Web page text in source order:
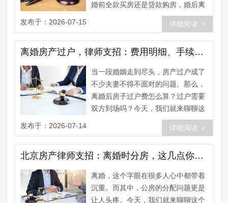
婚前全款买房还是贷款购房，婚后离
婚时房产怎么分，北京房产律师给
发布于：2026-07-15 详细阅读
离婚房产过户，律师支招：费用明细、手续流程全解析
当一段婚姻走到尽头，房产过户成了
不少夫妻不得不面对的问题。那么，
离婚后房子过户费怎么算？过户需要
双方到场吗？今天，我们就来聊聊这
个话题。 一、离婚房产过户费用
发布于：2026-07-14 详细阅读
北京房产律师支招：离婚时分房，这几点你必须知道！
离婚，这个字眼在很多人心中都带着
沉重。而其中，公房的分配问题更是
让人头疼。今天，我们就来聊聊这个